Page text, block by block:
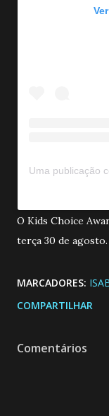
O Kids Choice
terça 30 de agosto.
MARCADORES:
COMPARTILHAR
Comentários